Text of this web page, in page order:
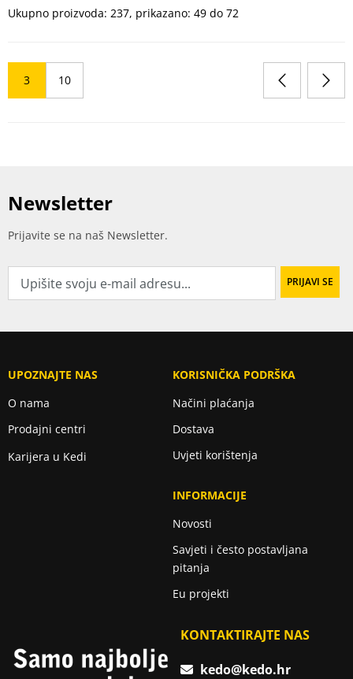
Ukupno proizvoda: 237, prikazano: 49 do 72
3 10
Newsletter
Prijavite se na naš Newsletter.
UPOZNAJTE NAS
O nama
Prodajni centri
Karijera u Kedi
KORISNIČKA PODRŠKA
Načini plaćanja
Dostava
Uvjeti korištenja
INFORMACIJE
Novosti
Savjeti i često postavljana
pitanja
Eu projekti
KONTAKTIRAJTE NAS
kedo@kedo.hr